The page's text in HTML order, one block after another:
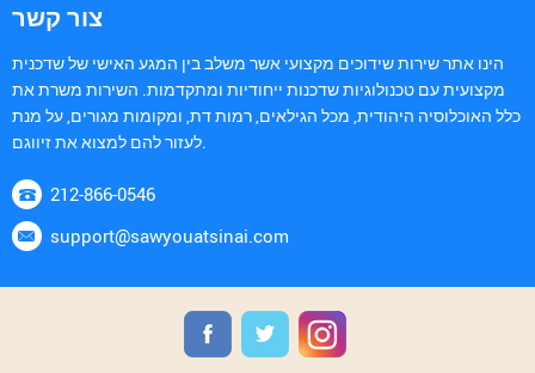
צור קשר
הינו אתר שירות שידוכים מקצועי אשר משלב בין המגע האישי של שדכנית
מקצועית עם טכנולוגיות שדכנות ייחודיות ומתקדמות. השירות משרת את
כלל האוכלוסיה היהודית, מכל הגילאים, רמות דת, ומקומות מגורים, על מנת
לעזור להם למצוא את זיווגם.
212-866-0546
support@sawyouatsinai.com